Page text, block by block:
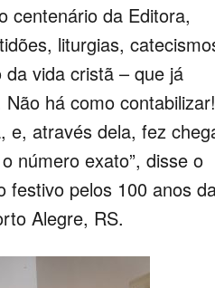
centenário da Editora,
liturgias,
vida cristã – que já
há como contabilizar!
e, através dela, fez
número exato”, disse o
festivo pelos 100 anos
Alegre, RS.